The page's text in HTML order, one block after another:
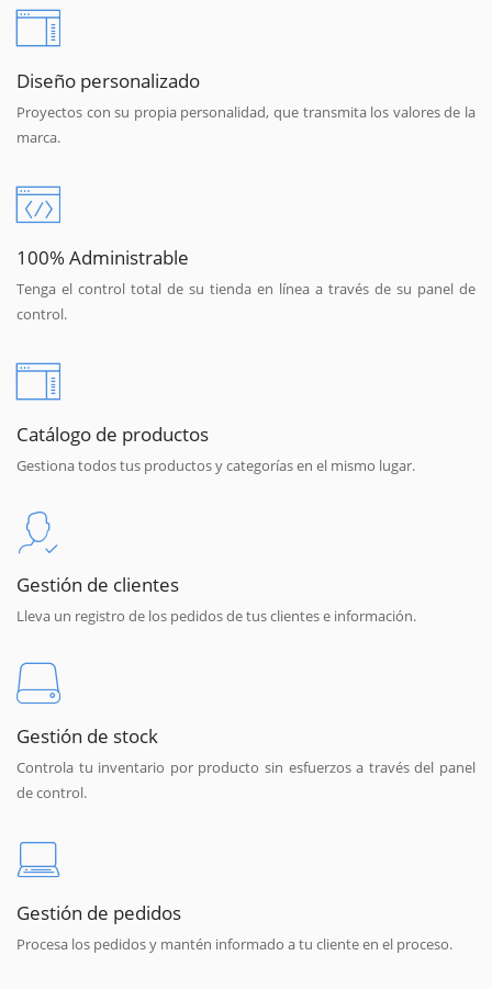
Diseño personalizado
Proyectos con su propia personalidad, que transmita los valores de la
marca.
100% Administrable
Tenga el control total de su tienda en línea a través de su panel de
control.
Catálogo de productos
Gestiona todos tus productos y categorías en el mismo lugar.
Gestión de clientes
Lleva un registro de los pedidos de tus clientes e información.
Gestión de stock
Controla tu inventario por producto sin esfuerzos a través del panel
de control.
Gestión de pedidos
Procesa los pedidos y mantén informado a tu cliente en el proceso.